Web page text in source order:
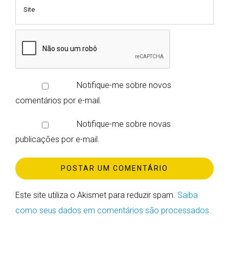
Notifique-me sobre novos
comentários por e-mail.
Notifique-me sobre novas
publicações por e-mail.
Este site utiliza o Akismet para reduzir spam. Saiba
como seus dados em comentários são processados.